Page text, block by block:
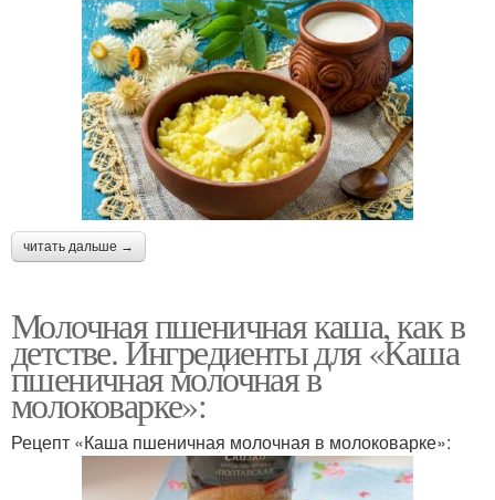
читать дальше →
Молочная пшеничная каша, как в
детстве. Ингредиенты для «Каша
пшеничная молочная в
молоковарке»:
Рецепт «Каша пшеничная молочная в молоковарке»: